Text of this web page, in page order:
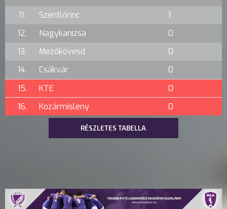
11.
Szentlőrinc
1
12.
Nagykanizsa
0
13.
Mezőkövesd
0
14.
Csákvár
0
15.
KTE
0
16.
Kozármisleny 0
RÉSZLETES TABELLA